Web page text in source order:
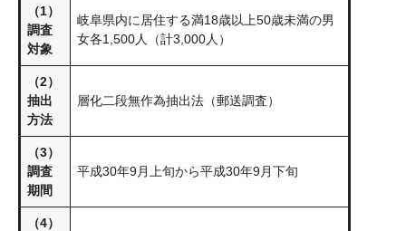
（1）
調査
対象
岐阜県内に居住する満18歳以上50歳未満の男
女各1,500人（計3,000人）
（2）
抽出
方法
層化二段無作為抽出法（郵送調査）
（3）
調査
期間
平成30年9月上旬から平成30年9月下旬
（4）